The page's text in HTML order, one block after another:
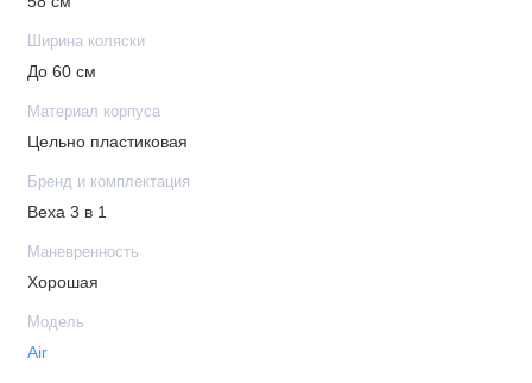
Рюкзак для мамы
Москитная сетка
Матрасик для пеленания
Ширина коляски
До 60 см
Материал корпуса
Цельно пластиковая
Бренд и комплектация
Bexa 3 в 1
Маневренность
Хорошая
Модель
Air